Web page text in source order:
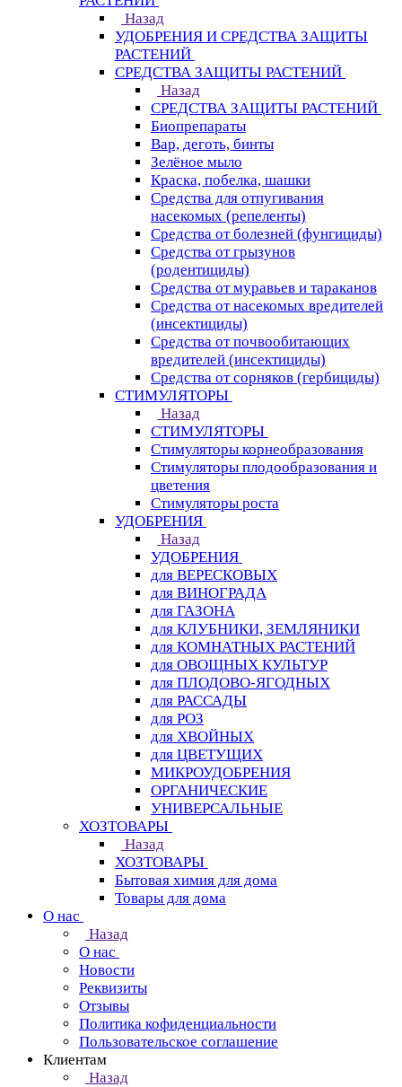
Назад
УДОБРЕНИЯ И СРЕДСТВА ЗАЩИТЫ
РАСТЕНИЙ
СРЕДСТВА ЗАЩИТЫ РАСТЕНИЙ
Назад
СРЕДСТВА ЗАЩИТЫ РАСТЕНИЙ
Биопрепараты
Вар, деготь, бинты
Зелёное мыло
Краска, побелка, шашки
Средства для отпугивания
насекомых (репеленты)
Средства от болезней (фунгициды)
Средства от грызунов
(родентициды)
Средства от муравьев и тараканов
Средства от насекомых вредителей
(инсектициды)
Средства от почвообитающих
вредителей (инсектициды)
Средства от сорняков (гербициды)
СТИМУЛЯТОРЫ
Назад
СТИМУЛЯТОРЫ
Стимуляторы корнеобразования
Стимуляторы плодообразования и
цветения
Стимуляторы роста
УДОБРЕНИЯ
Назад
УДОБРЕНИЯ
для ВЕРЕСКОВЫХ
для ВИНОГРАДА
для ГАЗОНА
для КЛУБНИКИ, ЗЕМЛЯНИКИ
для КОМНАТНЫХ РАСТЕНИЙ
для ОВОЩНЫХ КУЛЬТУР
для ПЛОДОВО-ЯГОДНЫХ
для РАССАДЫ
для РОЗ
для ХВОЙНЫХ
для ЦВЕТУЩИХ
МИКРОУДОБРЕНИЯ
ОРГАНИЧЕСКИЕ
УНИВЕРСАЛЬНЫЕ
ХОЗТОВАРЫ
Назад
ХОЗТОВАРЫ
Бытовая химия для дома
Товары для дома
О нас
Назад
О нас
Новости
Реквизиты
Отзывы
Политика кофиденциальности
Пользовательское соглашение
Клиентам
Назад